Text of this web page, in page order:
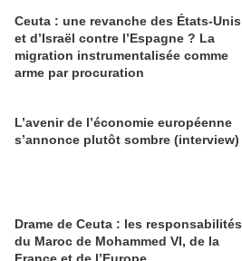
Ceuta : une revanche des États-Unis
et d’Israël contre l’Espagne ? La
migration instrumentalisée comme
arme par procuration
L’avenir de l’économie européenne
s’annonce plutôt sombre (interview)
Drame de Ceuta : les responsabilités
du Maroc de Mohammed VI, de la